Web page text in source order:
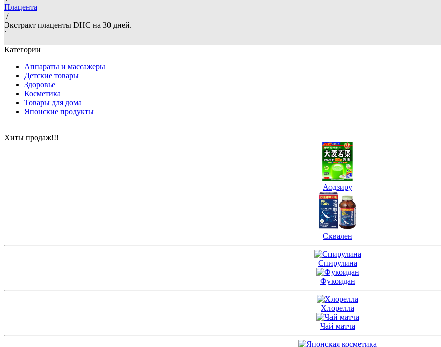
Плацента
/
Экстракт плаценты DHC на 30 дней.
`
Категории
Аппараты и массажеры
Детские товары
Здоровье
Косметика
Товары для дома
Японские продукты
Хиты продаж!!!
Аодзиру
Сквален
Спирулина
Фукоидан
Хлорелла
Чай матча